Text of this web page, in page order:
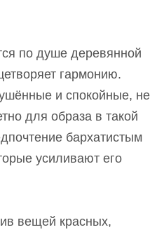
по душе деревянной
гармонию.
и спокойные, не
для образа в такой
бархатистым
усиливают его
вещей красных,